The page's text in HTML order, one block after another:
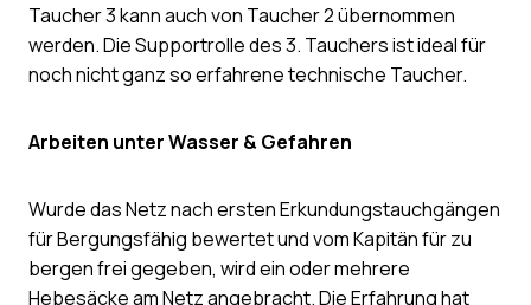
Taucher 3 kann auch von Taucher 2 übernommen
werden. Die Supportrolle des 3. Tauchers ist ideal für
noch nicht ganz so erfahrene technische Taucher.
Arbeiten unter Wasser & Gefahren
Wurde das Netz nach ersten Erkundungstauchgängen
für Bergungsfähig bewertet und vom Kapitän für zu
bergen frei gegeben, wird ein oder mehrere
Hebesäcke am Netz angebracht. Die Erfahrung hat